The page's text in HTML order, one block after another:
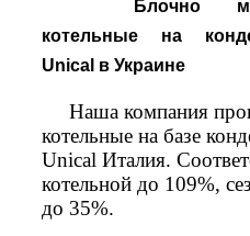
Блочно
котельные на
Unical в Украине
Наша компания
котельные на базе
Unical Италия.
котельной до 109%,
до 35%.